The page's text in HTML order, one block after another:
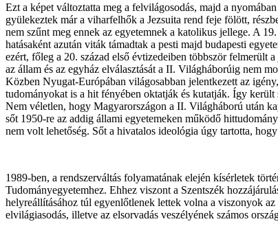
Ezt a képet változtatta meg a felvilágosodás, majd a
gyülekeztek már a viharfelhők a Jezsuita rend feje fölött,
nem szűnt meg ennek az egyetemnek a katolikus jellege. A
hatásaként azután viták támadtak a pesti majd budapesti
ezért, főleg a 20. század első évtizedeiben többször felmerült
az állam és az egyház elválasztását a II. Világháborúig nem
Közben Nyugat-Európában világosabban jelentkezett az
tudományokat is a hit fényében oktatják és kutatják. Így
Nem véletlen, hogy Magyarországon a II. Világháború után
sőt 1950-re az addig állami egyetemeken működő
nem volt lehetőség. Sőt a hivatalos ideológia úgy tartotta,
1989-ben, a rendszerváltás folyamatának elején kísérletek
Tudományegyetemhez. Ehhez viszont a Szentszék
helyreállításához túl egyenlőtlenek lettek volna a viszonyok
elvilágiasodás, illetve az elsorvadás veszélyének számos